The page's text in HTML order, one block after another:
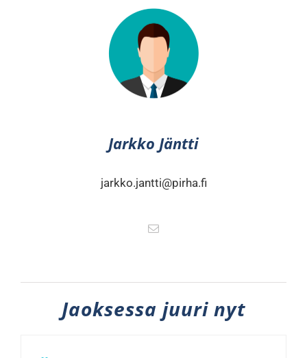
Jarkko Jäntti
jarkko.jantti@pirha.fi
Jaoksessa juuri nyt